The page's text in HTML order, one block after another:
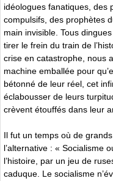
idéologues fanatiques, des
compulsifs, des prophètes
main invisible. Tous
tirer le frein du train de
crise en catastrophe, nous
machine emballée pour
bétonné de leur réel, cet
éclabousser de leurs
crèvent étouffés dans leur
Il fut un temps où de
l’alternative : « Socialisme
l’histoire, par un jeu de
caduque. Le socialisme